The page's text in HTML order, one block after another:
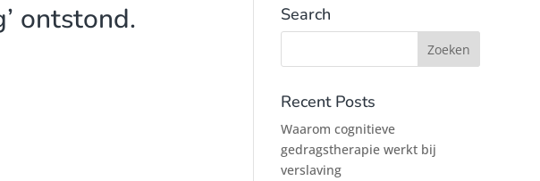
ontstond. Search
Recent Posts
Waarom cognitieve
gedragstherapie werkt bij
verslaving